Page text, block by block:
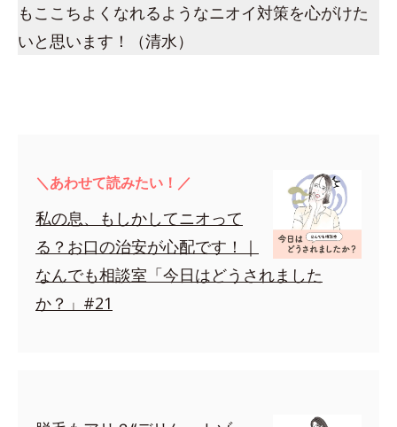
もここちよくなれるようなニオイ対策を心がけた
いと思います！（清水）
＼あわせて読みたい！／
私の息、もしかしてニオって
る？お口の治安が心配です！｜
なんでも相談室「今日はどうされました
か？」#21